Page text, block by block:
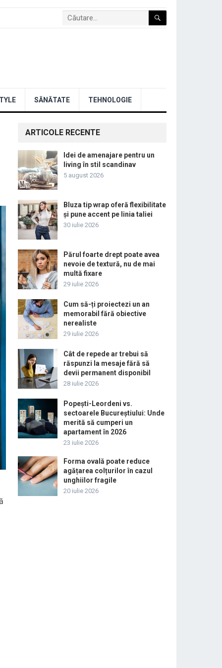
SĂNĂTATE TEHNOLOGIE
ARTICOLE RECENTE
Idei de amenajare pentru un
living în stil scandinav
5 august 2026
Bluza tip wrap oferă flexibilitate
și pune accent pe linia taliei
30 iulie 2026
Părul foarte drept poate avea
nevoie de textură, nu de mai
multă fixare
29 iulie 2026
Cum să-ți proiectezi un an
memorabil fără obiective
nerealiste
29 iulie 2026
Cât de repede ar trebui să
răspunzi la mesaje fără să
devii permanent disponibil
28 iulie 2026
Popești-Leordeni vs.
sectoarele Bucureștiului: Unde
merită să cumperi un
apartament în 2026
23 iulie 2026
Forma ovală poate reduce
agățarea colțurilor în cazul
unghiilor fragile
20 iulie 2026